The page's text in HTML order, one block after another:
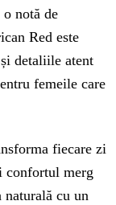
notă de
Red este
detaliile atent
femeile care
fiecare zi
confortul merg
naturală cu un